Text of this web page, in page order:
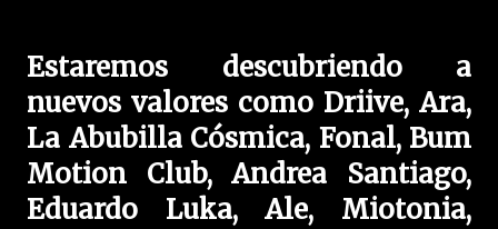
Estaremos descubriendo a
nuevos valores como Driive, Ara,
La Abubilla Cósmica, Fonal, Bum
Motion Club, Andrea Santiago,
Eduardo Luka, Ale, Miotonia,